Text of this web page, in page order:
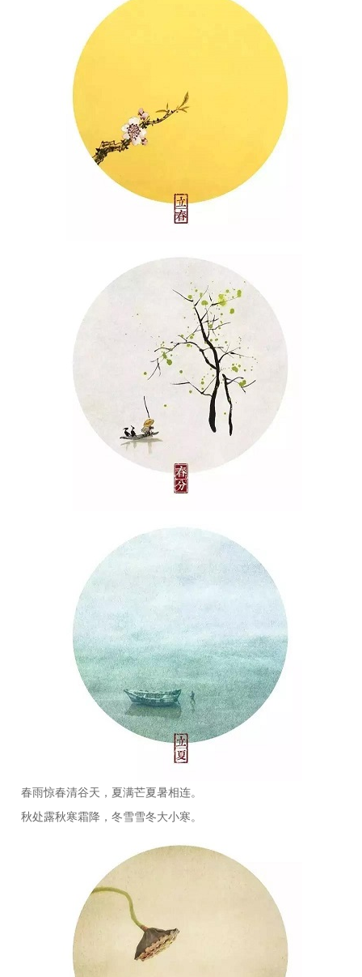
春雨惊春清谷天，夏满芒夏暑相连。
秋处露秋寒霜降，冬雪雪冬大小寒。